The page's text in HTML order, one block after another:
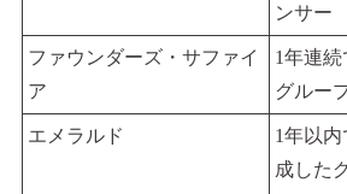
ンサー
ファウンダーズ・サファイ
ア
1年連続
グルー
エメラルド
1年以内
成した